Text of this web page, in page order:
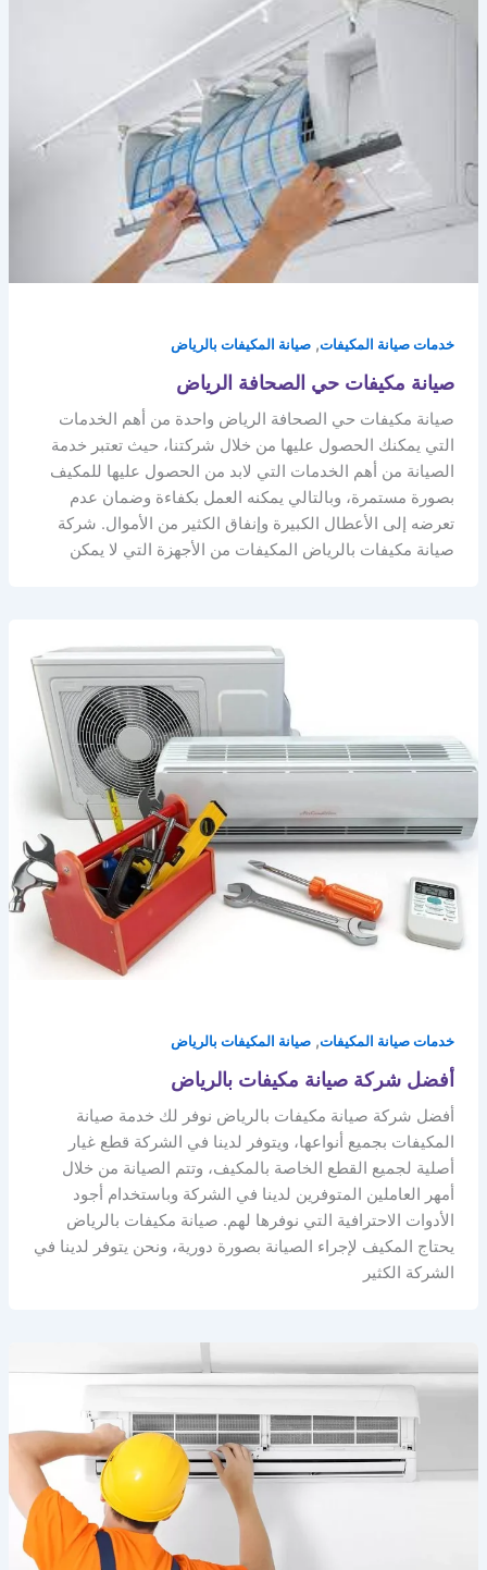
خدمات صيانة المكيفات, صيانة المكيفات بالرياض
صيانة مكيفات حي الصحافة الرياض
صيانة مكيفات حي الصحافة الرياض واحدة من أهم الخدمات
التي يمكنك الحصول عليها من خلال شركتنا، حيث تعتبر خدمة
الصيانة من أهم الخدمات التي لابد من الحصول عليها للمكيف
بصورة مستمرة، وبالتالي يمكنه العمل بكفاءة وضمان عدم
تعرضه إلى الأعطال الكبيرة وإنفاق الكثير من الأموال. شركة
صيانة مكيفات بالرياض المكيفات من الأجهزة التي لا يمكن
خدمات صيانة المكيفات, صيانة المكيفات بالرياض
أفضل شركة صيانة مكيفات بالرياض
أفضل شركة صيانة مكيفات بالرياض نوفر لك خدمة صيانة
المكيفات بجميع أنواعها، ويتوفر لدينا في الشركة قطع غيار
أصلية لجميع القطع الخاصة بالمكيف، وتتم الصيانة من خلال
أمهر العاملين المتوفرين لدينا في الشركة وباستخدام أجود
الأدوات الاحترافية التي نوفرها لهم. صيانة مكيفات بالرياض
يحتاج المكيف لإجراء الصيانة بصورة دورية، ونحن يتوفر لدينا في
الشركة الكثير